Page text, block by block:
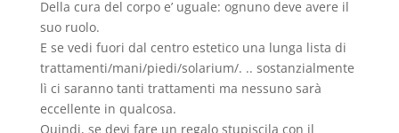
Della cura del corpo e’ uguale: ognuno deve avere il
suo ruolo.
E se vedi fuori dal centro estetico una lunga lista di
trattamenti/mani/piedi/solarium/. .. sostanzialmente
lì ci saranno tanti trattamenti ma nessuno sarà
eccellente in qualcosa.
Quindi, se devi fare un regalo stupiscila con il